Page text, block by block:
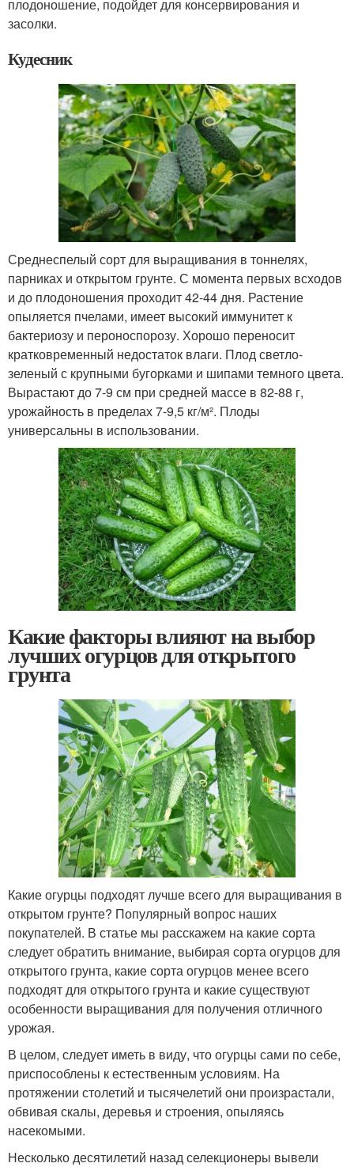
плодоношение, подойдет для консервирования и
засолки.
Кудесник
Среднеспелый сорт для выращивания в тоннелях,
парниках и открытом грунте. С момента первых всходов
и до плодоношения проходит 42-44 дня. Растение
опыляется пчелами, имеет высокий иммунитет к
бактериозу и пероноспорозу. Хорошо переносит
кратковременный недостаток влаги. Плод светло-
зеленый с крупными бугорками и шипами темного цвета.
Вырастают до 7-9 см при средней массе в 82-88 г,
урожайность в пределах 7-9,5 кг/м². Плоды
универсальны в использовании.
Какие факторы влияют на выбор
лучших огурцов для открытого
грунта
Какие огурцы подходят лучше всего для выращивания в
открытом грунте? Популярный вопрос наших
покупателей. В статье мы расскажем на какие сорта
следует обратить внимание, выбирая сорта огурцов для
открытого грунта, какие сорта огурцов менее всего
подходят для открытого грунта и какие существуют
особенности выращивания для получения отличного
урожая.
В целом, следует иметь в виду, что огурцы сами по себе,
приспособлены к естественным условиям. На
протяжении столетий и тысячелетий они произрастали,
обвивая скалы, деревья и строения, опыляясь
насекомыми.
Несколько десятилетий назад селекционеры вывели